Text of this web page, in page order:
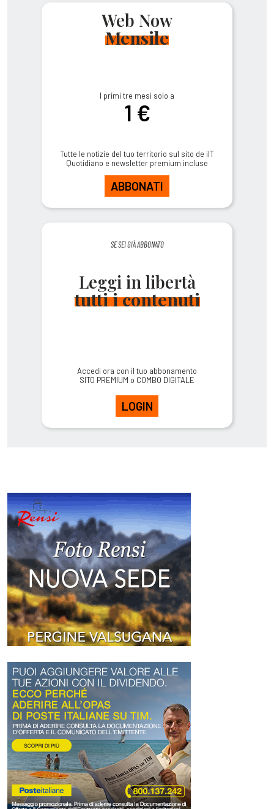
Web Now
Mensile
I primi tre mesi solo a
1 €
Tutte le notizie del tuo territorio sul sito de ilT
Quotidiano e newsletter premium incluse
ABBONATI
SE SEI GIÀ ABBONATO
Leggi in libertà
tutti i contenuti
Accedi ora con il tuo abbonamento
SITO PREMIUM o COMBO DIGITALE
LOGIN